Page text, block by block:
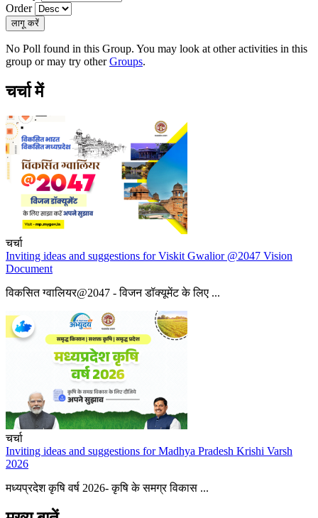
Order
No Poll found in this Group. You may look at other activities in this
group or may try otherGroups.
चर्चा में
चर्चा
Inviting ideas and suggestions for Viskit Gwalior @2047 Vision
Document
विकसित ग्वालियर@2047 - विजन डॉक्यूमेंट के लिए ...
चर्चा
Inviting ideas and suggestions for Madhya Pradesh Krishi Varsh
2026
मध्यप्रदेश कृषि वर्ष 2026- कृषि के समग्र विकास ...